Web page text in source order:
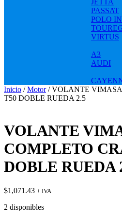
JETTA
PASSAT
POLO
VIRTUS
A3
AUDI
Inicio /Motor/ VOLANTE VIMASA
T50 DOBLE RUEDA 2.5
VOLANTE
COMPLETO
DOBLE RUEDA
$1,071.43 + IVA
2 disponibles